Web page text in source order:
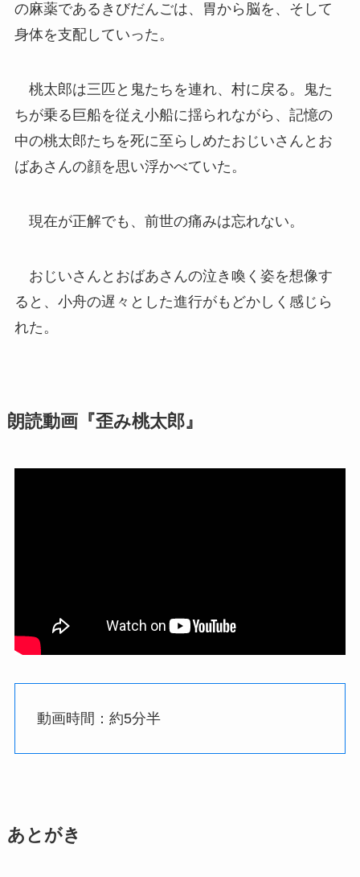
の麻薬であるきびだんごは、胃から脳を、そして
身体を支配していった。
桃太郎は三匹と鬼たちを連れ、村に戻る。鬼た
ちが乗る巨船を従え小船に揺られながら、記憶の
中の桃太郎たちを死に至らしめたおじいさんとお
ばあさんの顔を思い浮かべていた。
現在が正解でも、前世の痛みは忘れない。
おじいさんとおばあさんの泣き喚く姿を想像す
ると、小舟の遅々とした進行がもどかしく感じら
れた。
朗読動画『歪み桃太郎』
動画時間：約5分半
あとがき